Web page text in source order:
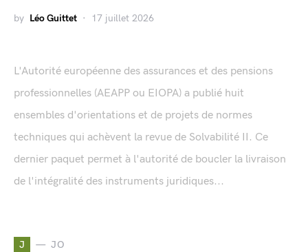
by Léo Guittet 17 juillet 2026
L'Autorité européenne des assurances et des pensions
professionnelles (AEAPP ou EIOPA) a publié huit
ensembles d'orientations et de projets de normes
techniques qui achèvent la revue de Solvabilité II. Ce
dernier paquet permet à l'autorité de boucler la livraison
de l'intégralité des instruments juridiques...
J JO